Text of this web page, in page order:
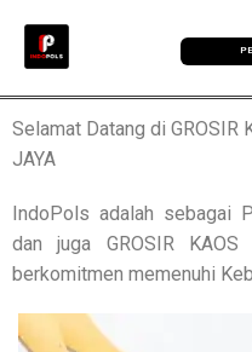
Selamat Datang di GROSIR
JAYA
IndoPols adalah sebagai
dan juga GROSIR KAOS
berkomitmen memenuhi